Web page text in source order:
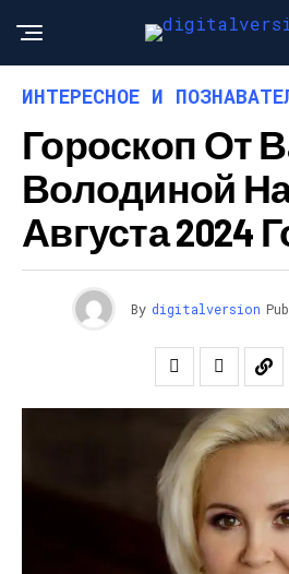
ИНТЕРЕСНОЕ И
Гороскоп От
Володиной На
Августа 2024
By digitalversion